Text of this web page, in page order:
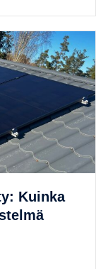
Kuinka